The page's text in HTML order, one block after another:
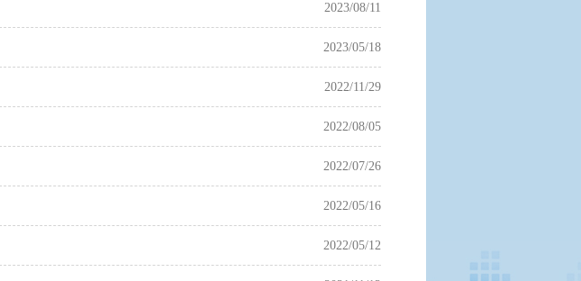
2023/08/11
2023/05/18
2022/11/29
2022/08/05
2022/07/26
2022/05/16
2022/05/12